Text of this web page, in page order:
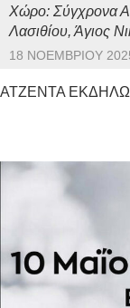
Χώρο: Σύγχρονα
Λασιθίου, Άγιος
18 ΝΟΕΜΒΡΊΟΥ
ΑΤΖΕΝΤΑ